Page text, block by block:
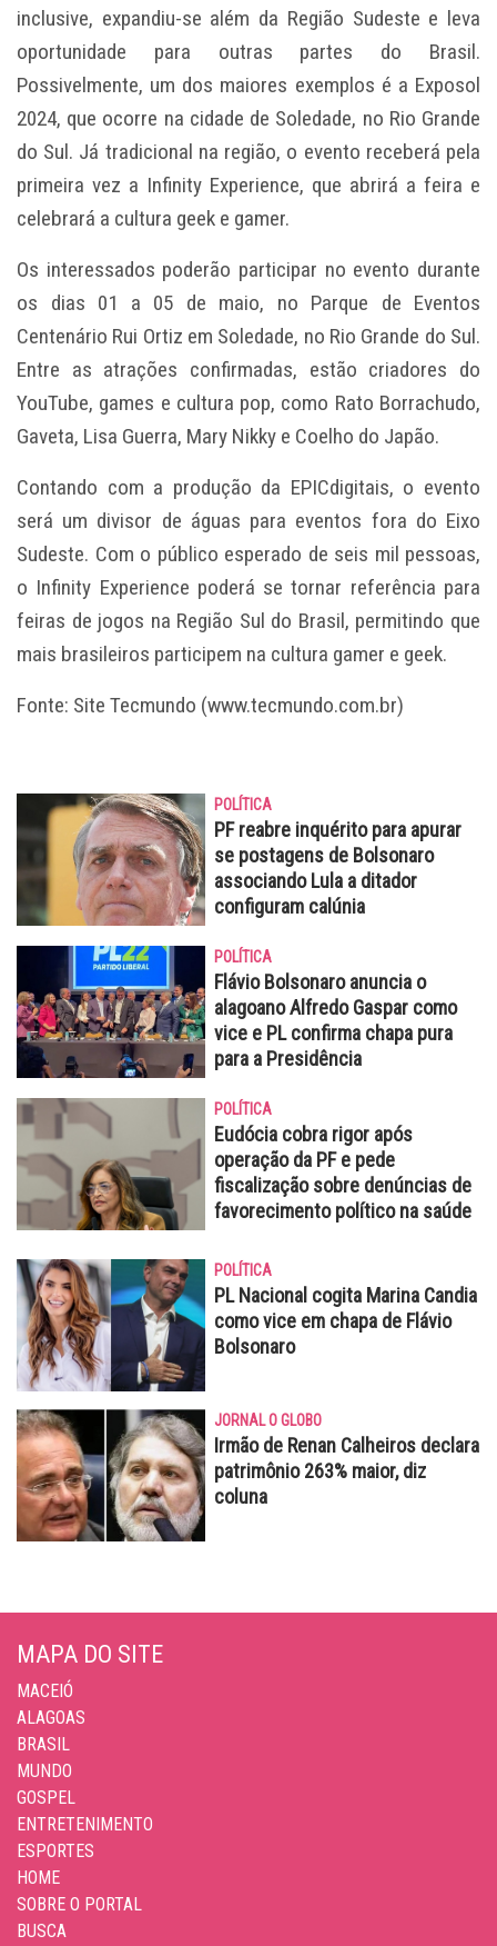
inclusive, expandiu-se além da Região Sudeste e leva
oportunidade para outras partes do Brasil.
Possivelmente, um dos maiores exemplos é a Exposol
2024, que ocorre na cidade de Soledade, no Rio Grande
do Sul. Já tradicional na região, o evento receberá pela
primeira vez a Infinity Experience, que abrirá a feira e
celebrará a cultura geek e gamer.
Os interessados poderão participar no evento durante
os dias 01 a 05 de maio, no Parque de Eventos
Centenário Rui Ortiz em Soledade, no Rio Grande do Sul.
Entre as atrações confirmadas, estão criadores do
YouTube, games e cultura pop, como Rato Borrachudo,
Gaveta, Lisa Guerra, Mary Nikky e Coelho do Japão.
Contando com a produção da EPICdigitais, o evento
será um divisor de águas para eventos fora do Eixo
Sudeste. Com o público esperado de seis mil pessoas,
o Infinity Experience poderá se tornar referência para
feiras de jogos na Região Sul do Brasil, permitindo que
mais brasileiros participem na cultura gamer e geek.
Fonte: Site Tecmundo (www.tecmundo.com.br)
POLÍTICA
PF reabre inquérito para apurar
se postagens de Bolsonaro
associando Lula a ditador
configuram calúnia
POLÍTICA
Flávio Bolsonaro anuncia o
alagoano Alfredo Gaspar como
vice e PL confirma chapa pura
para a Presidência
POLÍTICA
Eudócia cobra rigor após
operação da PF e pede
fiscalização sobre denúncias de
favorecimento político na saúde
POLÍTICA
PL Nacional cogita Marina Candia
como vice em chapa de Flávio
Bolsonaro
JORNAL O GLOBO
Irmão de Renan Calheiros declara
patrimônio 263% maior, diz
coluna
MAPA DO SITE
MACEIÓ
ALAGOAS
BRASIL
MUNDO
GOSPEL
ENTRETENIMENTO
ESPORTES
HOME
SOBRE O PORTAL
BUSCA